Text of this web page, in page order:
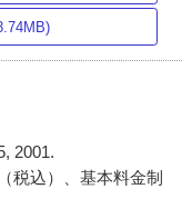
2001.
税込）、基本料金制